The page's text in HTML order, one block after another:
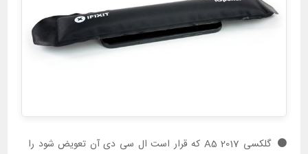
گلکسی A5 2017 که قرار است ال سی دی آن تعویض شود را